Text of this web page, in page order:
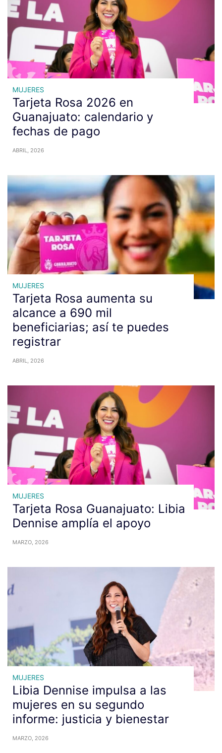
MUJERES
Tarjeta Rosa 2026 en
Guanajuato: calendario y
fechas de pago
ABRIL, 2026
MUJERES
Tarjeta Rosa aumenta su
alcance a 690 mil
beneficiarias; así te puedes
registrar
ABRIL, 2026
MUJERES
Tarjeta Rosa Guanajuato: Libia
Dennise amplía el apoyo
MARZO, 2026
MUJERES
Libia Dennise impulsa a las
mujeres en su segundo
informe: justicia y bienestar
MARZO, 2026